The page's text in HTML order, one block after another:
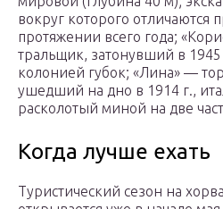
вокруг которого отличаются
протяжении всего года;
тральщик, затонувший в 1945
колонией губок; «Лина» —
ушедший на дно в 1914 г.,
расколотый миной на две
Когда лучше ехать
Туристический сезон на